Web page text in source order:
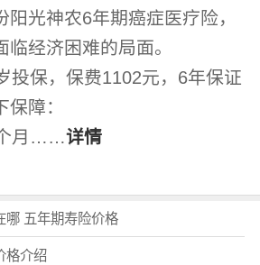
阳光神农6年期癌症医疗险，
临经济困难的局面。
投保，保费1102元，6年保证
障：
个月……详情
哪 五年期寿险价格
格介绍